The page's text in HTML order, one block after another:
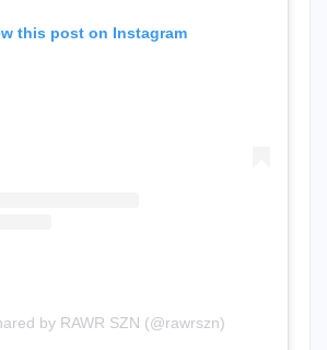
this post on Instagram
by RAWR SZN (@rawrszn)